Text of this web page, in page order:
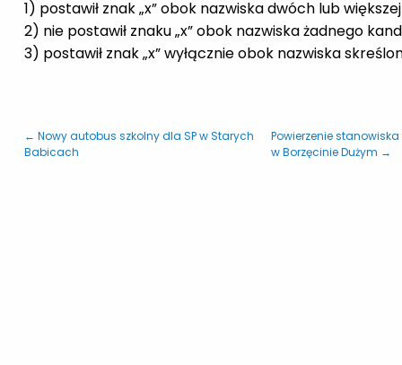
1) postawił znak „x” obok nazwiska dwóch lub
2) nie postawił znaku „x” obok nazwiska żadnego
3) postawił znak „x” wyłącznie obok nazwiska
← Nowy autobus szkolny dla SP w Starych
Babicach
Powierzenie stanowiska
w Borzęcinie Dużym →